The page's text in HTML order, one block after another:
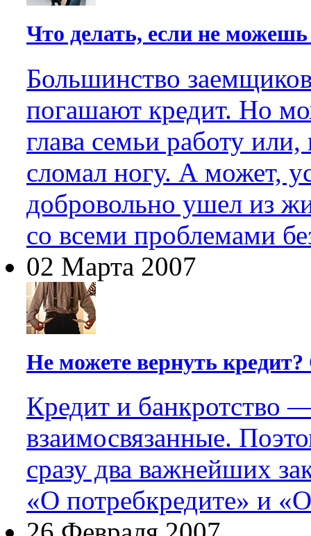
Что делать, если не
Большинство
погашают кредит. Но
глава семьи работу
сломал ногу. А может,
добровольно ушел из
со всеми проблемами
02 Марта 2007
Не можете вернуть
Кредит и банкротство
взаимосвязанные.
сразу два важнейших
«О потребкредите» и